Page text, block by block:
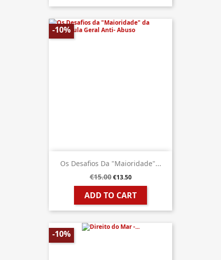
Os Desafios Da "Maioridade"...
€15.00 €13.50
ADD TO CART
-10%
-10%